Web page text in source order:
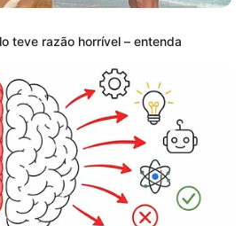
teve razão horrível – entenda